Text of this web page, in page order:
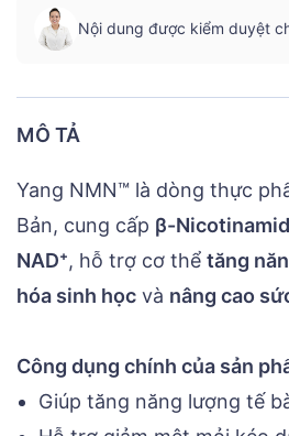
Nội dung được kiểm duyệt
MÔ TẢ
Yang NMN™ là dòng thực
Bản, cung cấp β-
NAD⁺, hỗ trợ cơ thể tăng
hóa sinh học và nâng cao
Công dụng chính của sản
Giúp tăng năng lượng tế